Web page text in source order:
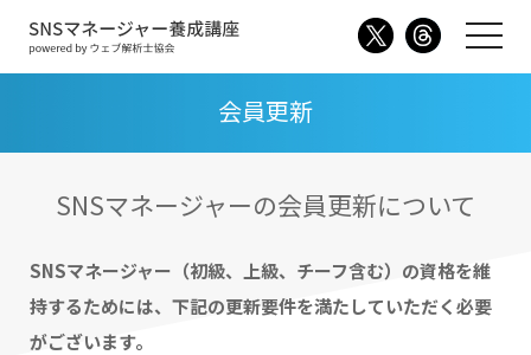
会員更新
SNSマネージャーの会員更新について
SNSマネージャー（初級、上級、チーフ含む）の資格を維
持するためには、下記の更新要件を満たしていただく必要
がございます。